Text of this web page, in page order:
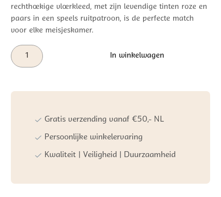
rechthoekige vloerkleed, met zijn levendige tinten roze en
paars in een speels ruitpatroon, is de perfecte match
voor elke meisjeskamer.
Tapis
Petit
Purple
In winkelwagen
Gratis verzending vanaf €50,- NL
Persoonlijke winkelervaring
Kwaliteit | Veiligheid | Duurzaamheid